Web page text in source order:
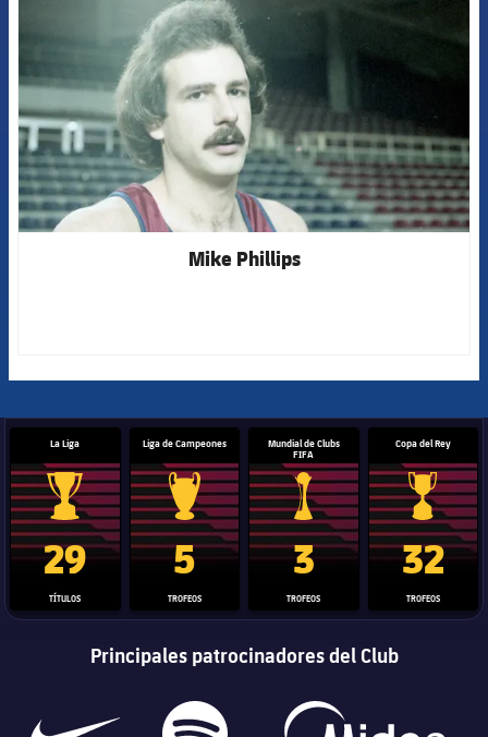
Mike Phillips
La Liga
Trofeo de La Liga
29
TÍTULOS
Liga de Campeones
Trofeo de la Liga de Campeones
5
TROFEOS
Mundial de Clubs
FIFA
Trofeo del Mundial de
3
TROFEOS
Copa del Rey
Copa del
32
TROFEOS
Principales patrocinadores del Club